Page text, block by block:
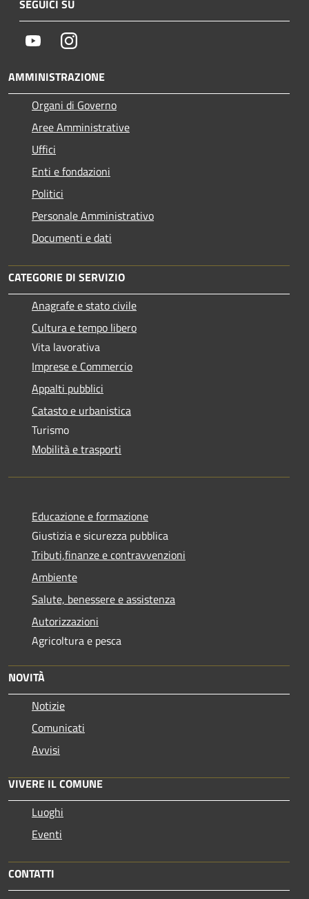
SEGUICI SU
YoutubeInstagram
AMMINISTRAZIONE
Organi di Governo
Aree Amministrative
Uffici
Enti e fondazioni
Politici
Personale Amministrativo
Documenti e dati
CATEGORIE DI SERVIZIO
Anagrafe e stato civile
Cultura e tempo libero
Vita lavorativa
Imprese e Commercio
Appalti pubblici
Catasto e urbanistica
Turismo
Mobilità e trasporti
Educazione e formazione
Giustizia e sicurezza pubblica
Tributi,finanze e contravvenzioni
Ambiente
Salute, benessere e assistenza
Autorizzazioni
Agricoltura e pesca
NOVITÀ
Notizie
Comunicati
Avvisi
VIVERE IL COMUNE
Luoghi
Eventi
CONTATTI